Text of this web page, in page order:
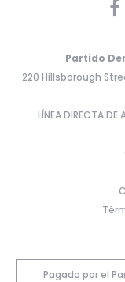
Partido
220 Hillsborough
LÍNEA DIRECTA
Pagado por el